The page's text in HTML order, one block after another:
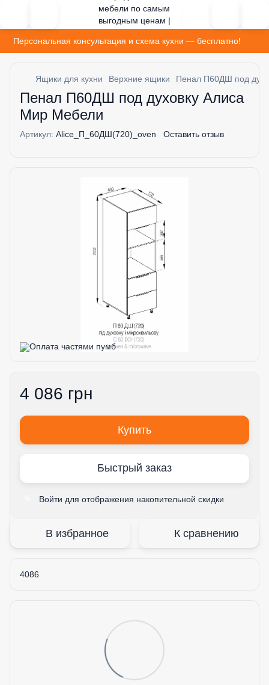
Персональная консультация и схема кухни — бесплатно!
Ящики для кухни Верхние ящики Пенал П60ДШ под
Пенал П60ДШ под духовку Алиса
Мир Мебели
Артикул: Alice_П_60ДШ(720)_oven Оставить отзыв
4 086 грн
Купить
Быстрый заказ
Войти для отображения накопительной скидки
В избранное К сравнению
4086